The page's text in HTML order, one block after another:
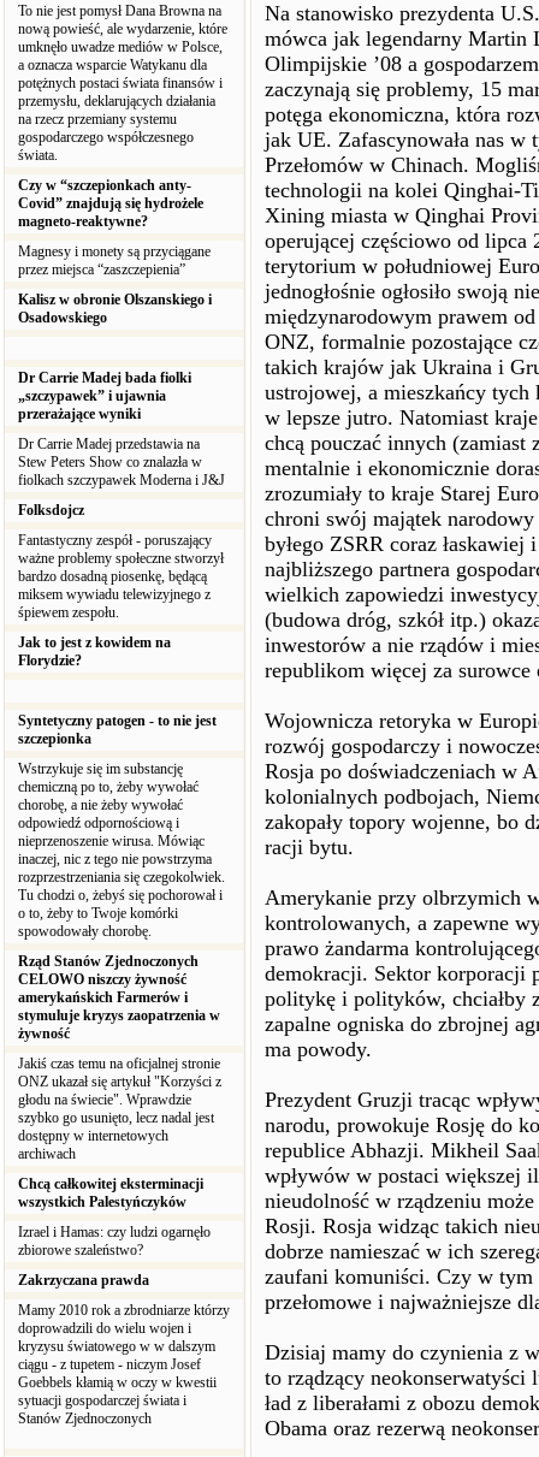
To nie jest pomysł Dana Browna na
nową powieść, ale wydarzenie, które
umknęło uwadze mediów w Polsce,
a oznacza wsparcie Watykanu dla
potężnych postaci świata finansów i
przemysłu, deklarujących działania
na rzecz przemiany systemu
gospodarczego współczesnego
świata.
Czy w “szczepionkach anty-
Covid” znajdują się hydrożele
magneto-reaktywne?
Magnesy i monety są przyciągane
przez miejsca “zaszczepienia”
Kalisz w obronie Olszanskiego i
Osadowskiego
Dr Carrie Madej bada fiolki
„szczypawek” i ujawnia
przerażające wyniki
Dr Carrie Madej przedstawia na
Stew Peters Show co znalazła w
fiolkach szczypawek Moderna i J&J
Folksdojcz
Fantastyczny zespół - poruszający
ważne problemy społeczne stworzył
bardzo dosadną piosenkę, będącą
miksem wywiadu telewizyjnego z
śpiewem zespołu.
Jak to jest z kowidem na
Florydzie?
Syntetyczny patogen - to nie jest
szczepionka
Wstrzykuje się im substancję
chemiczną po to, żeby wywołać
chorobę, a nie żeby wywołać
odpowiedź odpornościową i
nieprzenoszenie wirusa. Mówiąc
inaczej, nic z tego nie powstrzyma
rozprzestrzeniania się czegokolwiek.
Tu chodzi o, żebyś się pochorował i
o to, żeby to Twoje komórki
spowodowały chorobę.
Rząd Stanów Zjednoczonych
CELOWO niszczy żywność
amerykańskich Farmerów i
stymuluje kryzys zaopatrzenia w
żywność
Jakiś czas temu na oficjalnej stronie
ONZ ukazał się artykuł "Korzyści z
głodu na świecie". Wprawdzie
szybko go usunięto, lecz nadal jest
dostępny w internetowych
archiwach
Chcą całkowitej eksterminacji
wszystkich Palestyńczyków
Izrael i Hamas: czy ludzi ogarnęło
zbiorowe szaleństwo?
Zakrzyczana prawda
Mamy 2010 rok a zbrodniarze którzy
doprowadzili do wielu wojen i
kryzysu światowego w w dalszym
ciągu - z tupetem - niczym Josef
Goebbels kłamią w oczy w kwestii
sytuacji gospodarczej świata i
Stanów Zjednoczonych
Na stanowisko prezydenta
mówca jak legendarny Martin
Olimpijskie ’08 a
zaczynają się problemy, 15
potęga ekonomiczna, która
jak UE. Zafascynowała nas
Przełomów w Chinach.
technologii na kolei Qinghai-
Xining miasta w Qinghai
operującej częściowo od
terytorium w południowej
jednogłośnie ogłosiło swoją
międzynarodowym prawem
ONZ, formalnie pozostające
takich krajów jak Ukraina i
ustrojowej, a mieszkańcy
w lepsze jutro. Natomiast
chcą pouczać innych (zamiast
mentalnie i ekonomicznie
zrozumiały to kraje Starej
chroni swój majątek
byłego ZSRR coraz
najbliższego partnera
wielkich zapowiedzi
(budowa dróg, szkół itp.)
inwestorów a nie rządów i
republikom więcej za surowce
Wojownicza retoryka w
rozwój gospodarczy i
Rosja po doświadczeniach w
kolonialnych podbojach,
zakopały topory wojenne, bo
racji bytu.
Amerykanie przy olbrzymich
kontrolowanych, a zapewne
prawo żandarma
demokracji. Sektor korporacji
politykę i polityków, chciałby
zapalne ogniska do zbrojnej
ma powody.
Prezydent Gruzji tracąc
narodu, prowokuje Rosję do
republice Abhazji. Mikheil
wpływów w postaci większej
nieudolność w rządzeniu
Rosji. Rosja widząc takich
dobrze namieszać w ich
zaufani komuniści. Czy w
przełomowe i najważniejsze
Dzisiaj mamy do czynienia z
to rządzący
ład z liberałami z obozu
Obama oraz rezerwą